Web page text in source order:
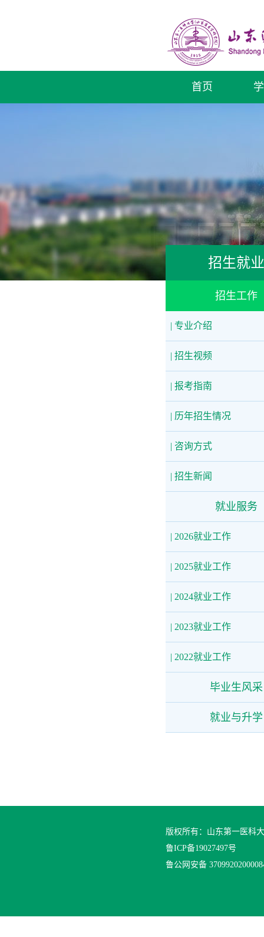
首页
招生就业
招生工作
| 专业介绍
| 招生视频
| 报考指南
| 历年招生情况
| 咨询方式
| 招生新闻
就业服务
| 2026就业工作
| 2025就业工作
| 2024就业工作
| 2023就业工作
| 2022就业工作
毕业生风采
就业与升学
版权所有：山东第一医科
鲁ICP备19027497号
鲁公网安备